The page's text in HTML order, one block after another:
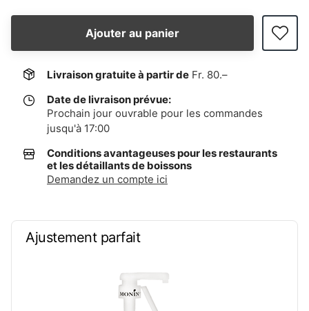
Ajouter au panier
Livraison gratuite à partir de Fr. 80.–
Date de livraison prévue:
Prochain jour ouvrable pour les commandes
jusqu'à 17:00
Conditions avantageuses pour les restaurants
et les détaillants de boissons
Demandez un compte ici
Ajustement parfait